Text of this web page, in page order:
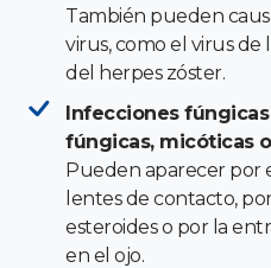
También pueden
virus, como el virus de
del herpes zóster.
Infecciones
fúngicas, micóticas
Pueden aparecer por
lentes de contacto,
esteroides o por la
en el ojo.